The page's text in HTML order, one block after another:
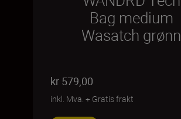
Bag medium
Wasatch grønn
kr 579,00
inkl. Mva. + Gratis frakt